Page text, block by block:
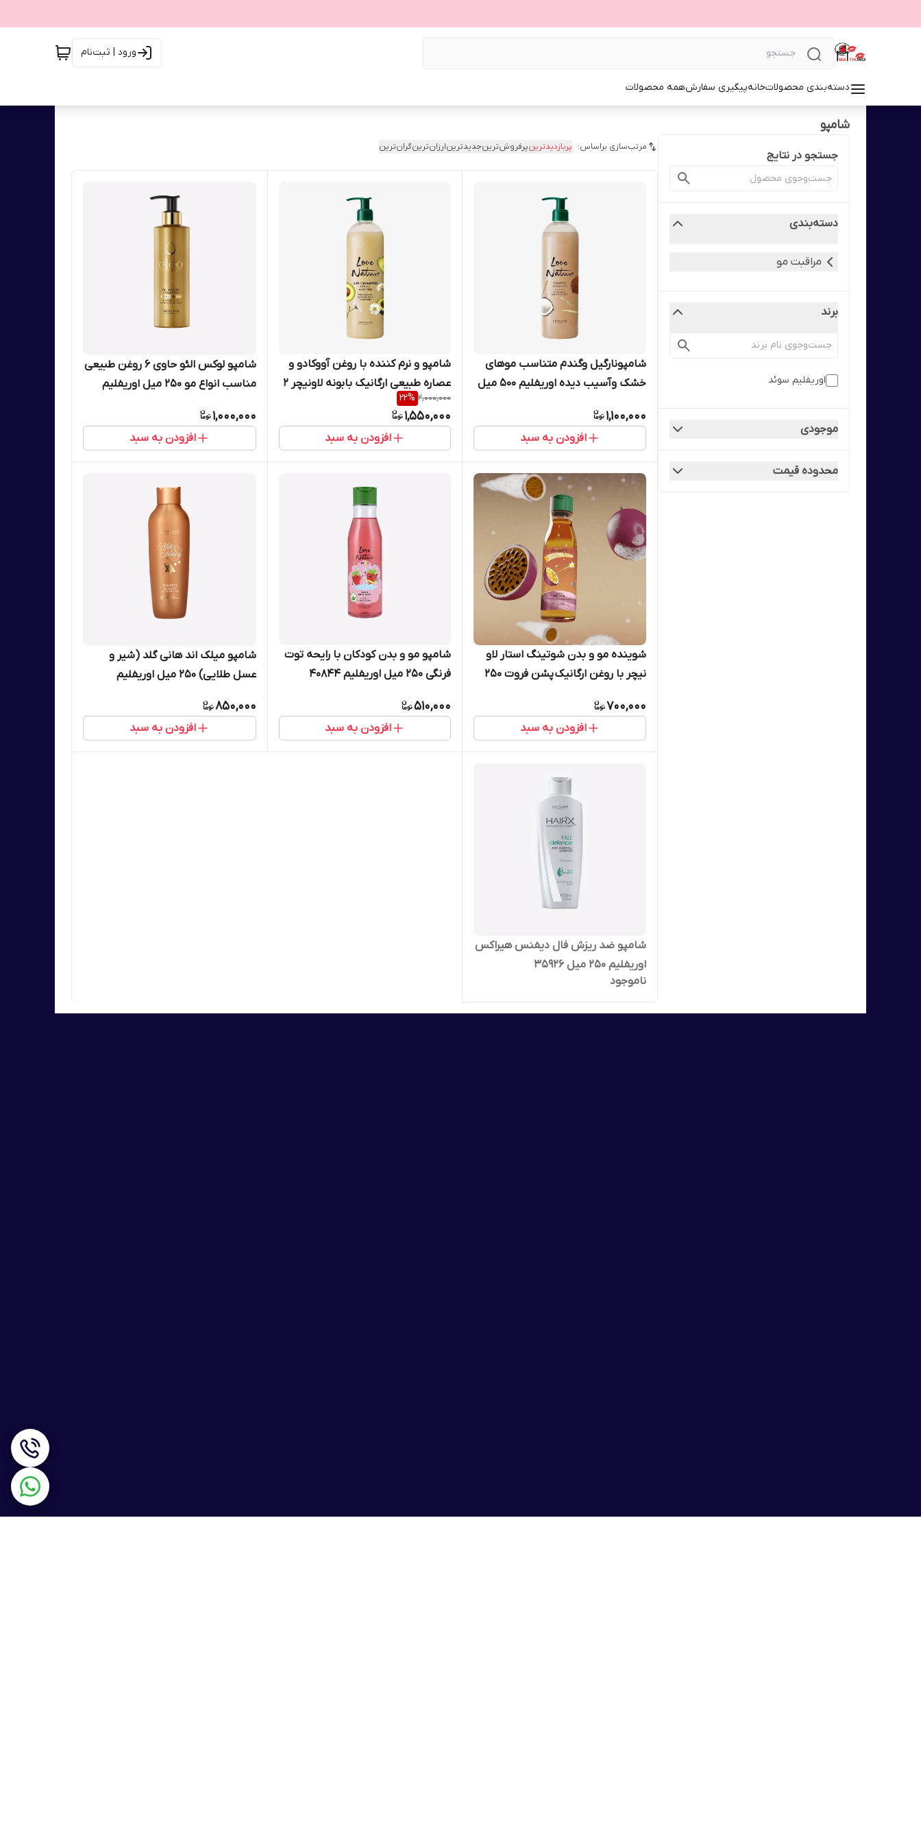
ورود | ثبت‌نام
دسته‌بندی محصولاتخانهپیگیری سفارشهمه محصولات
شامپو
جستجو در نتایج
دسته‌بندی
مراقبت مو
برند
اوریفلیم سوئد
موجودی
محدوده قیمت
مرتب‌سازی براساس: پربازدیدترینپرفروش‌ترینجدیدترینارزان‌ترینگران‌ترین
شامپونارگیل وگندم متناسب موهای
خشک وآسیب دیده اوریفلیم 500 میل
1,100,000
افزودن به سبد
شامپو و نرم کننده با روغن آووکادو و
عصاره طبیعی ارگانیک بابونه لاونیچر ۲
41362
2,000,000
22%
1,550,000
افزودن به سبد
شامپو لوکس الئو حاوی 6 روغن طبیعی
مناسب انواع مو 250 میل اوریفلیم
1,000,000
افزودن به سبد
شوینده مو و بدن شوتینگ استار لاو
نیچر با روغن ارگانیک پشن فروت 250
700,000
افزودن به سبد
شامپو مو و بدن کودکان با رایحه توت
فرنگی 250 میل اوریفلیم 40844
510,000
افزودن به سبد
شامپو میلک اند هانی گلد (شیر و
عسل طلایی) 250 میل اوریفلیم
850,000
افزودن به سبد
شامپو ضد ریزش فال دیفنس هیراکس
اوریفلیم 250 میل 35926
ناموجود